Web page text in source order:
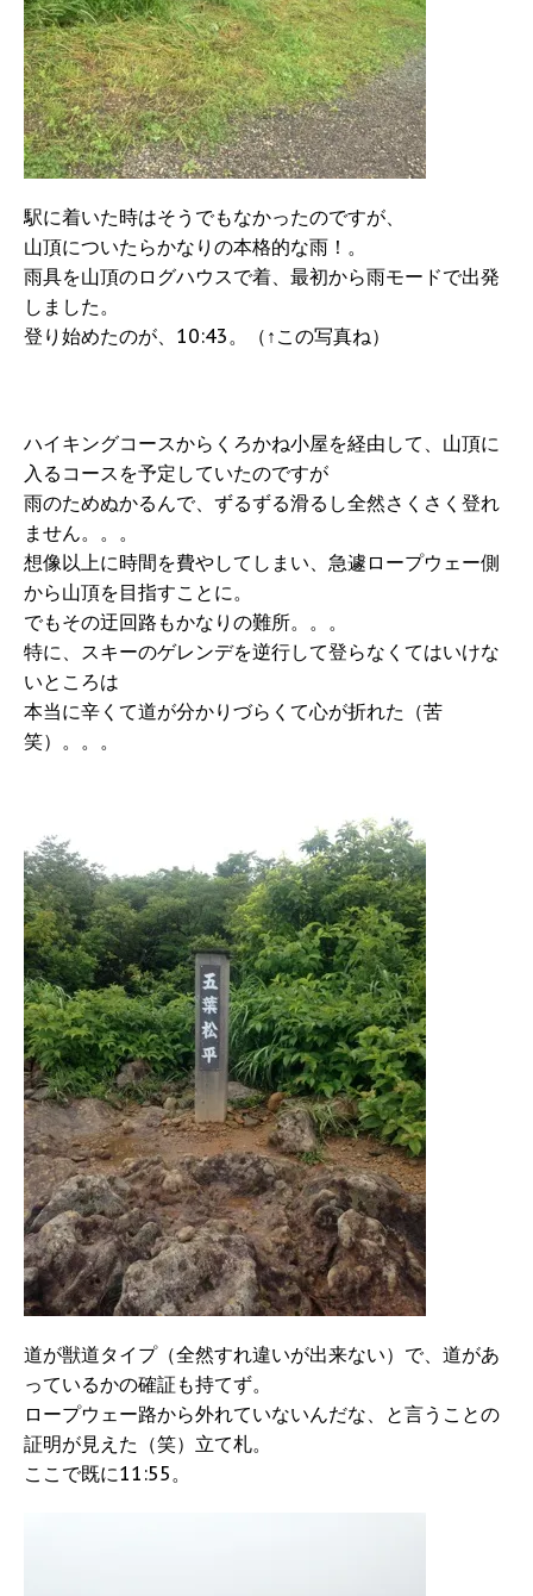
駅に着いた時はそうでもなかったのですが、
山頂についたらかなりの本格的な雨！。
雨具を山頂のログハウスで着、最初から雨モードで出発
しました。
登り始めたのが、10:43。（↑この写真ね）
ハイキングコースからくろかね小屋を経由して、山頂に
入るコースを予定していたのですが
雨のためぬかるんで、ずるずる滑るし全然さくさく登れ
ません。。。
想像以上に時間を費やしてしまい、急遽ロープウェー側
から山頂を目指すことに。
でもその迂回路もかなりの難所。。。
特に、スキーのゲレンデを逆行して登らなくてはいけな
いところは
本当に辛くて道が分かりづらくて心が折れた（苦
笑）。。。
道が獣道タイプ（全然すれ違いが出来ない）で、道があ
っているかの確証も持てず。
ロープウェー路から外れていないんだな、と言うことの
証明が見えた（笑）立て札。
ここで既に11:55。